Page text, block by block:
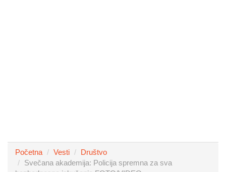
Početna Vesti
Društvo
Svečana akademija: Policija spremna za sva